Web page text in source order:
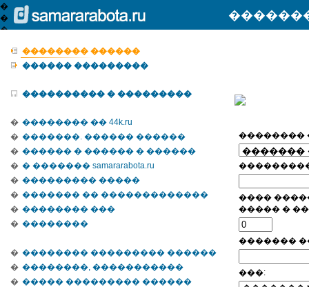
�������� ������
������ ���������
���������� � ���������
� �������� �� 44k.ru
� �������. ������ ������
� ������ � ������ � ������
� � ������� samararabota.ru
� ��������� �����
� ������� �� �������������
� �������� ���
� ��������
� �������� ��������� ������
� ��������, �����������
� ����� ��������� ������
��������
����
����� �
�������
���: